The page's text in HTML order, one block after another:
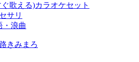
歌える)カラオケセット
サリ
・浪曲
きみまろ